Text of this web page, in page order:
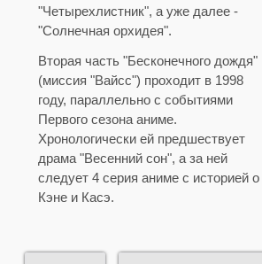
"Четырехлистник", а уже далее -
"Солнечная орхидея".
Вторая часть "Бесконечного дождя"
(миссия "Вайсс") проходит в 1998
году, параллельно с событиями
Первого сезона аниме.
Хронологически ей предшествует
драма "Весенний сон", а за ней
следует 4 серия аниме с историей о
Кэне и Касэ.